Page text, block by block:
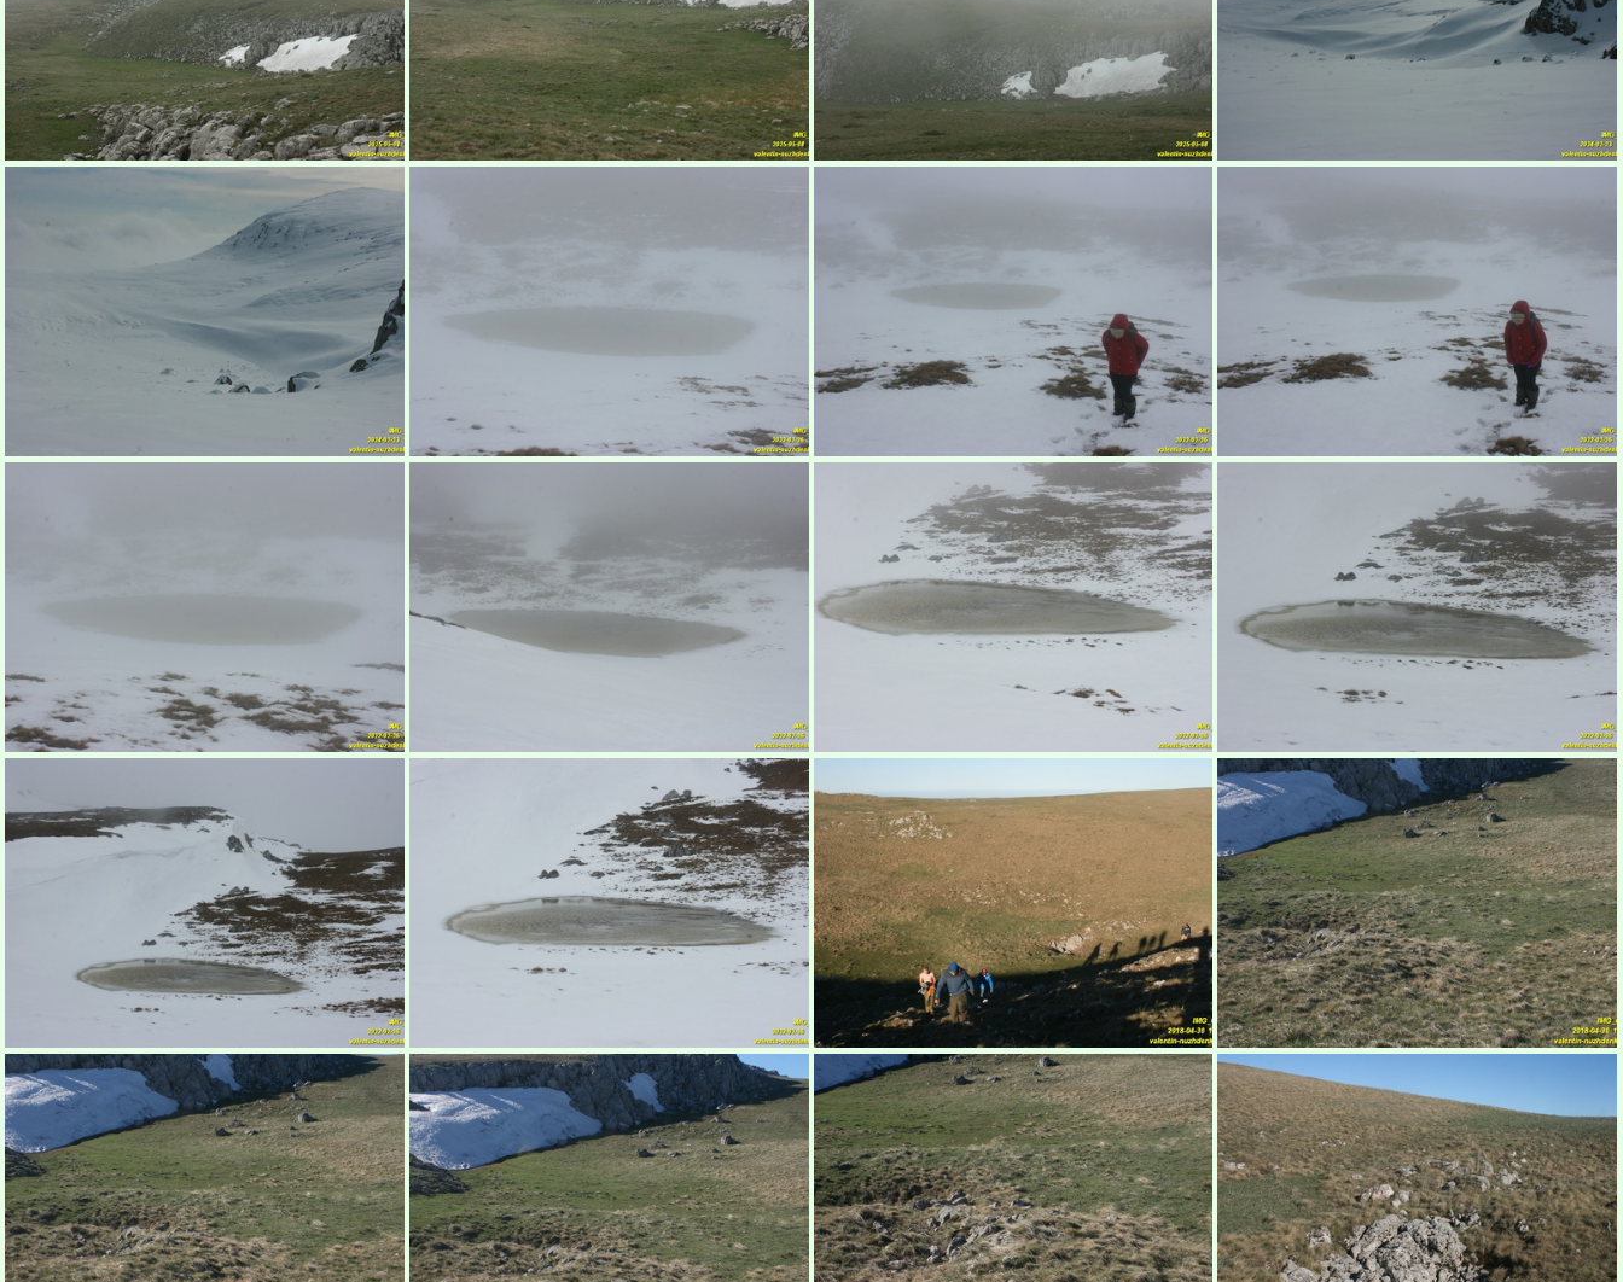
Бабуган-яйла, Крым
Бабуган-яйла, Крым Бабуган-яйла, Крым Бабуган-яйла, Крым
Бабуган-яйла, Крым Бабуган-яйла, Крым Бабуган-яйла, Крым Бабуган-яйла, Крым
Бабуган-яйла, Крым Бабуган-яйла, Крым Бабуган-яйла, Крым Бабуган-яйла, Крым